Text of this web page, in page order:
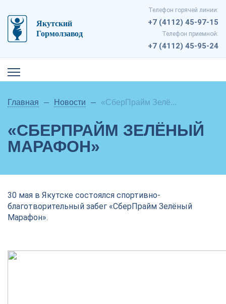
Телефон горячей линии:
+7 (4112) 45-97-15
Телефон приемной:
+7 (4112) 45-95-24
Главная Новости «СберПрайм Зелё...
«СБЕРПРАЙМ ЗЕЛЁНЫЙ
МАРАФОН»
30 мая в Якутске состоялся спортивно-
благотворительный забег «СберПрайм Зелёный
Марафон».